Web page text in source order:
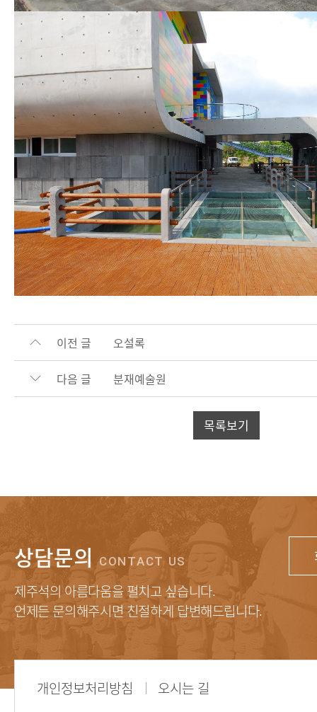
이전 글 오설록
다음 글 분재예술원
목록보기
상담문의CONTACT US
제주석의 아름다움을 펼치고 싶습니다.
언제든 문의해주시면 친절하게 답변해드립니다.
개인정보처리방침 오시는 길